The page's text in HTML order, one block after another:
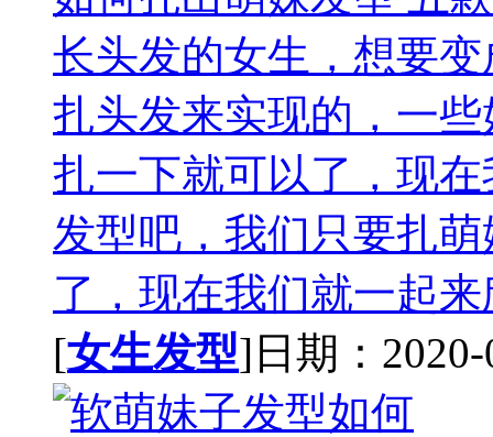
长头发的女生，想要
扎头发来实现的，一
扎一下就可以了，现
发型吧，我们只要扎
了，现在我们就一起
[女生发型]日期：2020-